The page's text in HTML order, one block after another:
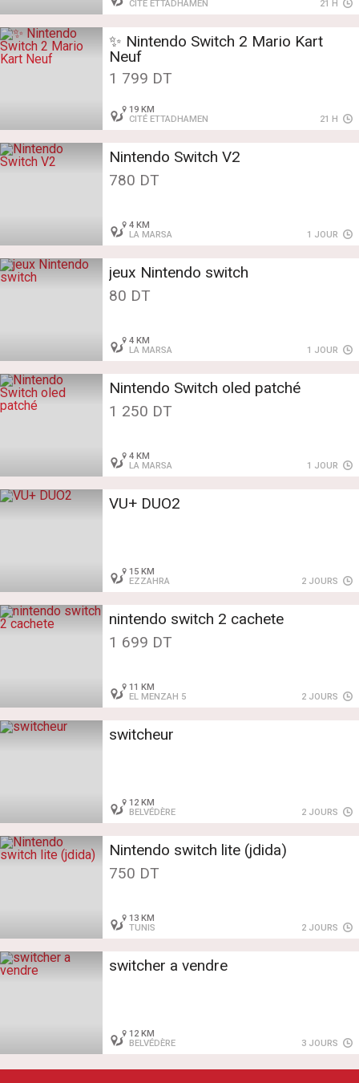
CITÉ ETTADHAMEN
21 H
✨️ Nintendo Switch 2 Mario Kart
Neuf
1 799 DT
19 KM
CITÉ ETTADHAMEN
21 H
Nintendo Switch V2
780 DT
4 KM
LA MARSA
1 JOUR
jeux Nintendo switch
80 DT
4 KM
LA MARSA
1 JOUR
Nintendo Switch oled patché
1 250 DT
4 KM
LA MARSA
1 JOUR
VU+ DUO2
15 KM
EZZAHRA
2 JOURS
nintendo switch 2 cachete
1 699 DT
11 KM
EL MENZAH 5
2 JOURS
switcheur
12 KM
BELVÉDÈRE
2 JOURS
Nintendo switch lite (jdida)
750 DT
13 KM
TUNIS
2 JOURS
switcher a vendre
12 KM
BELVÉDÈRE
3 JOURS